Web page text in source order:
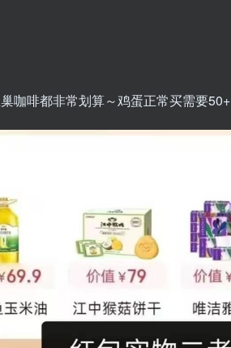
咖啡都非常划算～鸡蛋正常买需要50+